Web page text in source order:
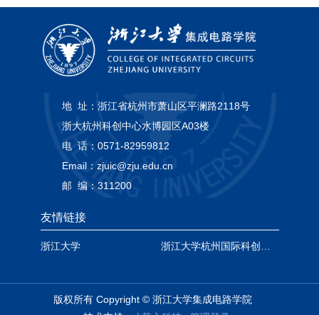
地 址： 浙江省杭州市萧山区平澜路2118号
浙大杭州科创中心水博园区A03楼
电 话： 0571-82959812
Email： zjuic@zju.edu.cn
邮 编： 311200
友情链接
浙江大学
版权所有 Copyright © 浙江大学集成电路学院